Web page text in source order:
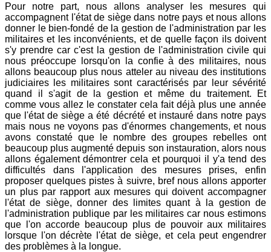
Pour notre part, nous allons analyser les mesures qui
accompagnent l'état de siège dans notre pays et nous allons
donner le bien-fondé de la gestion de l'administration par les
militaires et les inconvénients, et de quelle façon ils doivent
s'y prendre car c'est la gestion de l'administration civile qui
nous préoccupe lorsqu'on la confie à des militaires, nous
allons beaucoup plus nous atteler au niveau des institutions
judiciaires les militaires sont caractérisés par leur sévérité
quand il s'agit de la gestion et même du traitement. Et
comme vous allez le constater cela fait déjà plus une année
que l'état de siège a été décrété et instauré dans notre pays
mais nous ne voyons pas d'énormes changements, et nous
avons constaté que le nombre des groupes rebelles ont
beaucoup plus augmenté depuis son instauration, alors nous
allons également démontrer cela et pourquoi il y'a tend des
difficultés dans l'application des mesures prises, enfin
proposer quelques pistes à suivre, bref nous allons apporter
un plus par rapport aux mesures qui doivent accompagner
l'état de siège, donner des limites quant à la gestion de
l'administration publique par les militaires car nous estimons
que l'on accorde beaucoup plus de pouvoir aux militaires
lorsque l'on décrète l'état de siège, et cela peut engendrer
des problèmes à la longue.